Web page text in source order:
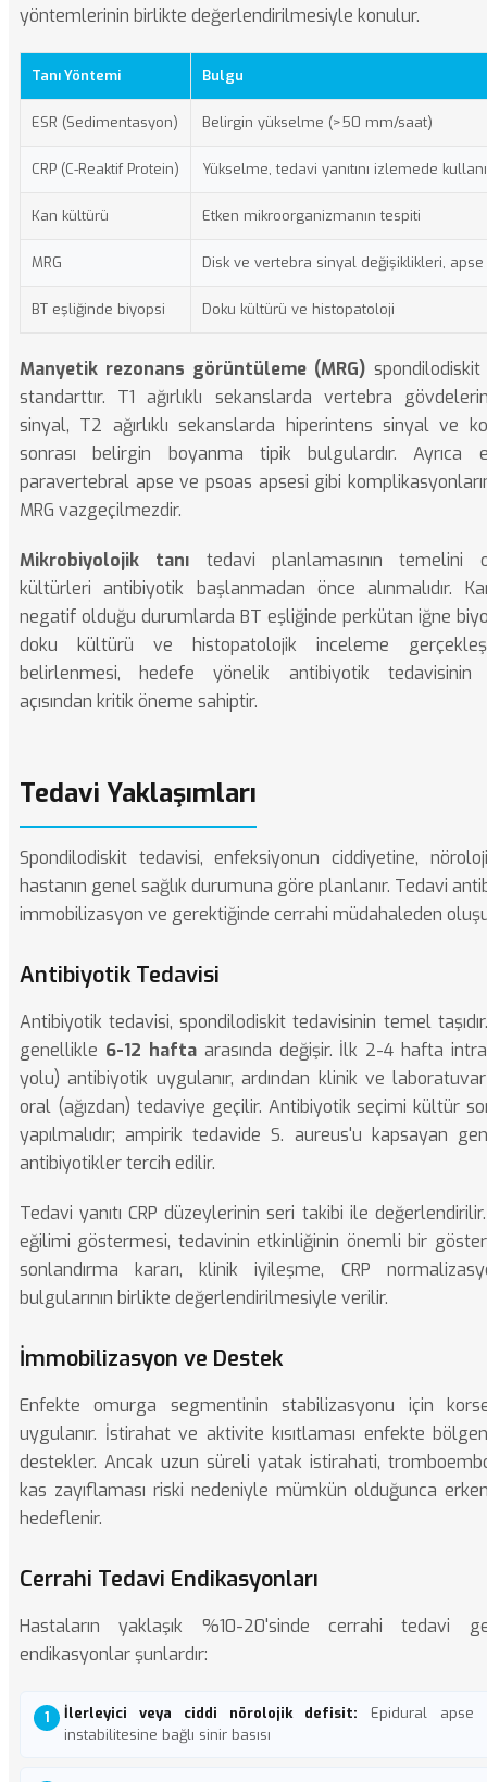
yöntemlerinin birlikte değerlendirilmesiyle konulur.
Tanı Yöntemi Bulgu
ESR (Sedimentasyon) Belirgin yükselme (>50 mm/saat)
CRP (C-Reaktif Protein) Yükselme, tedavi yanıtını izlemede
Kan kültürü Etken mikroorganizmanın tespiti
MRG Disk ve vertebra sinyal değişiklikleri, apse
BT eşliğinde biyopsi Doku kültürü ve histopatoloji
Manyetik rezonans görüntüleme (MRG) spondilodiskit
standarttır. T1 ağırlıklı sekanslarda vertebra
sinyal, T2 ağırlıklı sekanslarda hiperintens sinyal ve
sonrası belirgin boyanma tipik bulgulardır. Ayrıca
paravertebral apse ve psoas apsesi gibi
MRG vazgeçilmezdir.
Mikrobiyolojik tanı tedavi planlamasının temelini
kültürleri antibiyotik başlanmadan önce alınmalıdır.
negatif olduğu durumlarda BT eşliğinde perkütan iğne
doku kültürü ve histopatolojik inceleme
belirlenmesi, hedefe yönelik antibiyotik tedavisinin
açısından kritik öneme sahiptir.
Tedavi Yaklaşımları
Spondilodiskit tedavisi, enfeksiyonun ciddiyetine,
hastanın genel sağlık durumuna göre planlanır. Tedavi
immobilizasyon ve gerektiğinde cerrahi müdahaleden
Antibiyotik Tedavisi
Antibiyotik tedavisi, spondilodiskit tedavisinin temel
genellikle 6-12 haftaarasında değişir. İlk 2-4 hafta
yolu) antibiyotik uygulanır, ardından klinik ve laboratuvar
oral (ağızdan) tedaviye geçilir. Antibiyotik seçimi kültür
yapılmalıdır; ampirik tedavide S. aureus'u kapsayan
antibiyotikler tercih edilir.
Tedavi yanıtı CRP düzeylerinin seri takibi ile
eğilimi göstermesi, tedavinin etkinliğinin önemli bir
sonlandırma kararı, klinik iyileşme, CRP
bulgularının birlikte değerlendirilmesiyle verilir.
İmmobilizasyon ve Destek
Enfekte omurga segmentinin stabilizasyonu için
uygulanır. İstirahat ve aktivite kısıtlaması enfekte
destekler. Ancak uzun süreli yatak istirahati,
kas zayıflaması riski nedeniyle mümkün olduğunca
hedeflenir.
Cerrahi Tedavi Endikasyonları
Hastaların yaklaşık %10-20'sinde cerrahi tedavi
endikasyonlar şunlardır:
İlerleyici veya ciddi nörolojik defisit: Epidural apse
instabilitesine bağlı sinir basısı